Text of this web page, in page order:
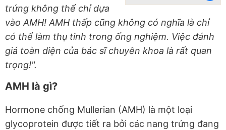
trứng không thể chỉ dựa
vào AMH! AMH thấp cũng không có nghĩa là chỉ
có thể làm thụ tinh trong ống nghiệm. Việc đánh
giá toàn diện của bác sĩ chuyên khoa là rất quan
trọng!".
AMH là gì?
Hormone chống Mullerian (AMH) là một loại
glycoprotein được tiết ra bởi các nang trứng đang